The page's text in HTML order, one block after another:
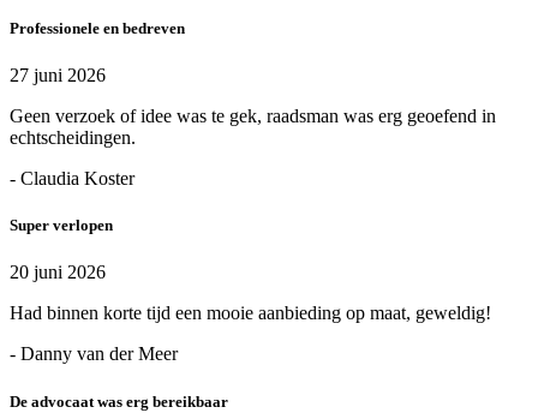
Professionele en bedreven
27 juni 2026
Geen verzoek of idee was te gek, raadsman was erg geoefend in
echtscheidingen.
- Claudia Koster
Super verlopen
20 juni 2026
Had binnen korte tijd een mooie aanbieding op maat, geweldig!
- Danny van der Meer
De advocaat was erg bereikbaar